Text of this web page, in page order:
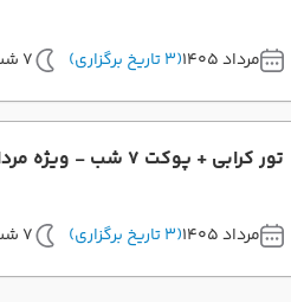
مرداد 1405 (3 تاریخ برگزاری) 7 شب
تور کرابی + پوکت 7 شب - ویژه مردادو شهریور ماه 1405 ( ماهان ایر )
مرداد 1405 (3 تاریخ برگزاری) 7 شب